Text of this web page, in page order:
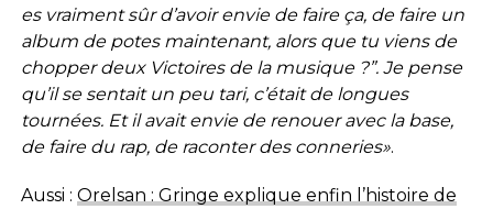
es vraiment sûr d’avoir envie de faire ça, de faire un
album de potes maintenant, alors que tu viens de
chopper deux Victoires de la musique ?”. Je pense
qu’il se sentait un peu tari, c’était de longues
tournées. Et il avait envie de renouer avec la base,
de faire du rap, de raconter des conneries».
Aussi : Orelsan : Gringe explique enfin l’histoire de